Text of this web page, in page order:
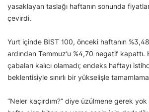
yasaklayan taslağı haftanın sonunda
çevirdi.
Yurt içinde BIST 100, önceki haftanın
ardından Temmuz’u %4,70 negatif
çabaları kalıcı olamadı; endeks haftayı
beklentisiyle sınırlı bir yükselişle
“Neler kaçırdım?” diye üzülmene gerek